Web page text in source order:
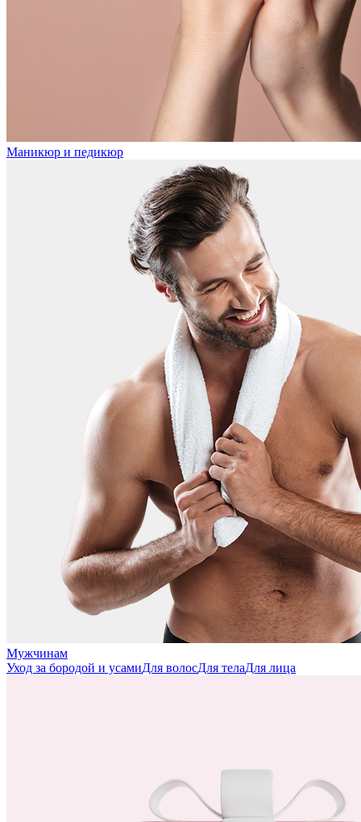
Маникюр и педикюр
Мужчинам
Уход за бородой и усамиДля волосДля телаДля лица